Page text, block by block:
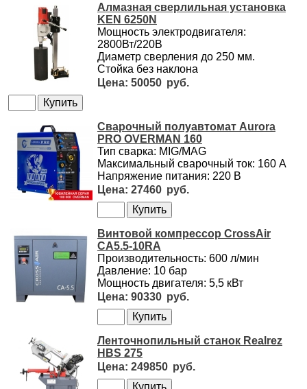
Алмазная сверлильная установка
KEN 6250N
Мощность электродвигателя:
2800Вт/220В
Диаметр сверления до 250 мм.
Стойка без наклона
50050
Сварочный полуавтомат Aurora
PRO OVERMAN 160
Тип сварка: MIG/MAG
Максимальный сварочный ток: 160 А
Напряжение питания: 220 В
27460
Винтовой компрессор CrossAir
CA5.5-10RA
Производительность: 600 л/мин
Давление: 10 бар
Мощность двигателя: 5,5 кВт
90330
Ленточнопильный станок Realrez
HBS 275
249850